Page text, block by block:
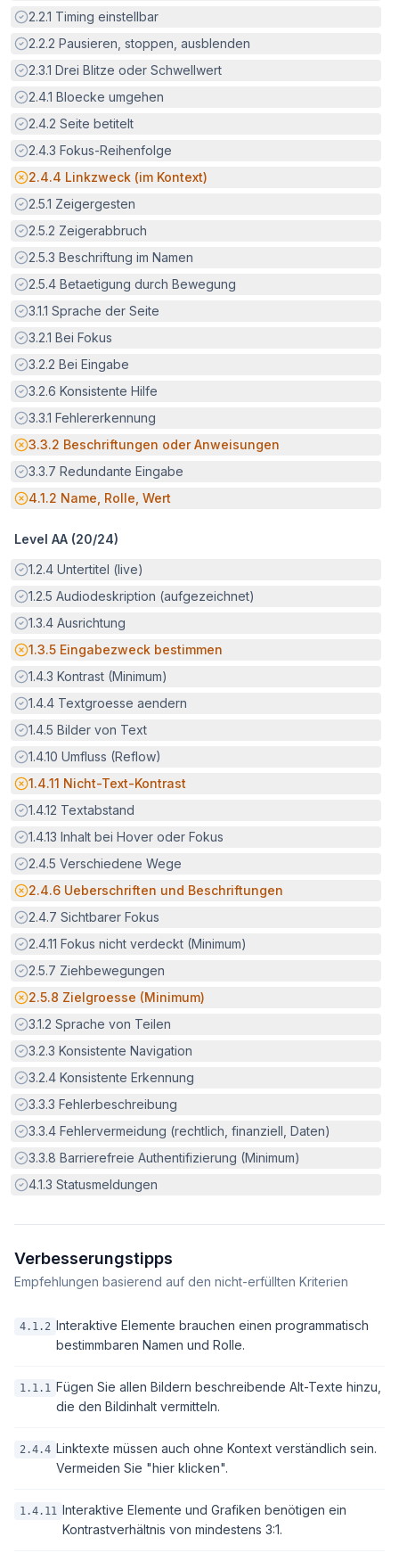
Erfüllt:
2.2.1 Timing einstellbar
Erfüllt:
2.2.2 Pausieren, stoppen, ausblenden
Erfüllt:
2.3.1 Drei Blitze oder Schwellwert
Erfüllt:
2.4.1 Bloecke umgehen
Erfüllt:
2.4.2 Seite betitelt
Erfüllt:
2.4.3 Fokus-Reihenfolge
Potenzielle Barriere:
2.4.4 Linkzweck (im Kontext)
Erfüllt:
2.5.1 Zeigergesten
Erfüllt:
2.5.2 Zeigerabbruch
Erfüllt:
2.5.3 Beschriftung im Namen
Erfüllt:
2.5.4 Betaetigung durch Bewegung
Erfüllt:
3.1.1 Sprache der Seite
Erfüllt:
3.2.1 Bei Fokus
Erfüllt:
3.2.2 Bei Eingabe
Erfüllt:
3.2.6 Konsistente Hilfe
Erfüllt:
3.3.1 Fehlererkennung
Potenzielle Barriere:
3.3.2 Beschriftungen oder Anweisungen
Erfüllt:
3.3.7 Redundante Eingabe
Potenzielle Barriere:
4.1.2 Name, Rolle, Wert
Level AA (20/24)
Erfüllt:
1.2.4 Untertitel (live)
Erfüllt:
1.2.5 Audiodeskription (aufgezeichnet)
Erfüllt:
1.3.4 Ausrichtung
Potenzielle Barriere:
1.3.5 Eingabezweck bestimmen
Erfüllt:
1.4.3 Kontrast (Minimum)
Erfüllt:
1.4.4 Textgroesse aendern
Erfüllt:
1.4.5 Bilder von Text
Erfüllt:
1.4.10 Umfluss (Reflow)
Potenzielle Barriere:
1.4.11 Nicht-Text-Kontrast
Erfüllt:
1.4.12 Textabstand
Erfüllt:
1.4.13 Inhalt bei Hover oder Fokus
Erfüllt:
2.4.5 Verschiedene Wege
Potenzielle Barriere:
2.4.6 Ueberschriften und Beschriftungen
Erfüllt:
2.4.7 Sichtbarer Fokus
Erfüllt:
2.4.11 Fokus nicht verdeckt (Minimum)
Erfüllt:
2.5.7 Ziehbewegungen
Potenzielle Barriere:
2.5.8 Zielgroesse (Minimum)
Erfüllt:
3.1.2 Sprache von Teilen
Erfüllt:
3.2.3 Konsistente Navigation
Erfüllt:
3.2.4 Konsistente Erkennung
Erfüllt:
3.3.3 Fehlerbeschreibung
Erfüllt:
3.3.4 Fehlervermeidung (rechtlich, finanziell, Daten)
Erfüllt:
3.3.8 Barrierefreie Authentifizierung (Minimum)
Erfüllt:
4.1.3 Statusmeldungen
Verbesserungstipps
Empfehlungen basierend auf den nicht-erfüllten Kriterien
4.1.2 Interaktive Elemente brauchen einen programmatisch
bestimmbaren Namen und Rolle.
1.1.1 Fügen Sie allen Bildern beschreibende Alt-Texte hinzu,
die den Bildinhalt vermitteln.
2.4.4 Linktexte müssen auch ohne Kontext verständlich sein.
Vermeiden Sie "hier klicken".
1.4.11 Interaktive Elemente und Grafiken benötigen ein
Kontrastverhältnis von mindestens 3:1.